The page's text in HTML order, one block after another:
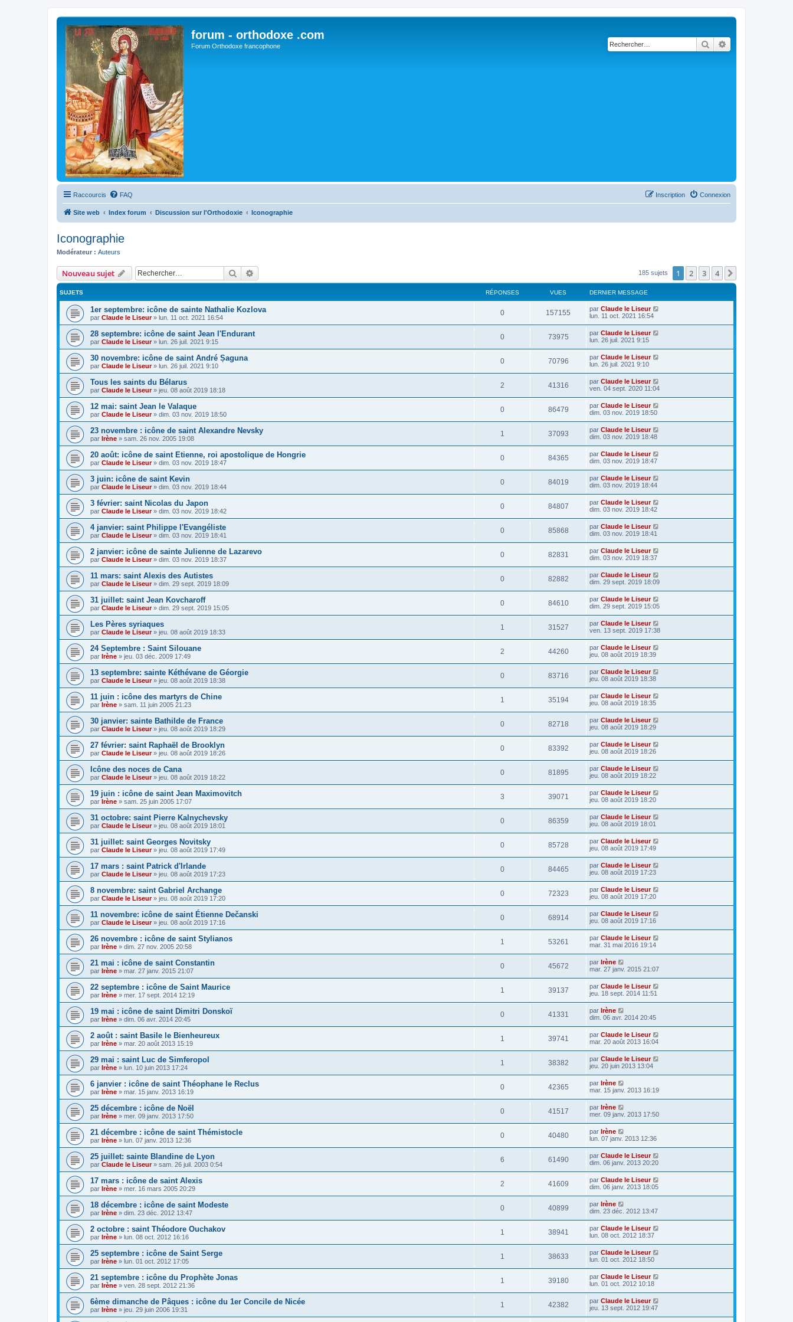
forum - orthodoxe .com
Forum Orthodoxe francophone Rechercher
Raccourcis FAQ Connexion
Inscription
Site web Index forum Discussion sur l'Orthodoxie Iconographie
Iconographie
Modérateur : Auteurs
Nouveau sujet Rechercher 185 sujets 1 2 3 4
SUJETS RÉPONSES VUES DERNIER MESSAGE
1er septembre: icône de sainte Nathalie Kozlova
par Claude le Liseur» lun. 11 oct. 2021 16:54
0 157155 par Claude le Liseur
lun. 11 oct. 2021 16:54
28 septembre: icône de saint Jean l'Endurant
par Claude le Liseur» lun. 26 juil. 2021 9:15
0 73975 par Claude le Liseur
lun. 26 juil. 2021 9:15
30 novembre: icône de saint André Șaguna
par Claude le Liseur» lun. 26 juil. 2021 9:10
0 70796 par Claude le Liseur
lun. 26 juil. 2021 9:10
Tous les saints du Bélarus
par Claude le Liseur» jeu. 08 août 2019 18:18
2 41316 par Claude le Liseur
ven. 04 sept. 2020 11:04
12 mai: saint Jean le Valaque
par Claude le Liseur» dim. 03 nov. 2019 18:50
0 86479 par Claude le Liseur
dim. 03 nov. 2019 18:50
23 novembre : icône de saint Alexandre Nevsky
par Irène » sam. 26 nov. 2005 19:08
1 37093 par Claude le Liseur
dim. 03 nov. 2019 18:48
20 août: icône de saint Etienne, roi apostolique de Hongrie
par Claude le Liseur» dim. 03 nov. 2019 18:47
0 84365 par Claude le Liseur
dim. 03 nov. 2019 18:47
3 juin: icône de saint Kevin
par Claude le Liseur» dim. 03 nov. 2019 18:44
0 84019 par Claude le Liseur
dim. 03 nov. 2019 18:44
3 février: saint Nicolas du Japon
par Claude le Liseur» dim. 03 nov. 2019 18:42
0 84807 par Claude le Liseur
dim. 03 nov. 2019 18:42
4 janvier: saint Philippe l'Evangéliste
par Claude le Liseur» dim. 03 nov. 2019 18:41
0 85868 par Claude le Liseur
dim. 03 nov. 2019 18:41
2 janvier: icône de sainte Julienne de Lazarevo
par Claude le Liseur» dim. 03 nov. 2019 18:37
0 82831 par Claude le Liseur
dim. 03 nov. 2019 18:37
11 mars: saint Alexis des Autistes
par Claude le Liseur» dim. 29 sept. 2019 18:09
0 82882 par Claude le Liseur
dim. 29 sept. 2019 18:09
31 juillet: saint Jean Kovcharoff
par Claude le Liseur» dim. 29 sept. 2019 15:05
0 84610 par Claude le Liseur
dim. 29 sept. 2019 15:05
Les Pères syriaques
par Claude le Liseur» jeu. 08 août 2019 18:33
1 31527 par Claude le Liseur
ven. 13 sept. 2019 17:38
24 Septembre : Saint Silouane
par Irène » jeu. 03 déc. 2009 17:49
2 44260 par Claude le Liseur
jeu. 08 août 2019 18:39
13 septembre: sainte Kéthévane de Géorgie
par Claude le Liseur» jeu. 08 août 2019 18:38
0 83716 par Claude le Liseur
jeu. 08 août 2019 18:38
11 juin : icône des martyrs de Chine
par Irène » sam. 11 juin 2005 21:23
1 35194 par Claude le Liseur
jeu. 08 août 2019 18:35
30 janvier: sainte Bathilde de France
par Claude le Liseur» jeu. 08 août 2019 18:29
0 82718 par Claude le Liseur
jeu. 08 août 2019 18:29
27 février: saint Raphaël de Brooklyn
par Claude le Liseur» jeu. 08 août 2019 18:26
0 83392 par Claude le Liseur
jeu. 08 août 2019 18:26
Icône des noces de Cana
par Claude le Liseur» jeu. 08 août 2019 18:22
0 81895 par Claude le Liseur
jeu. 08 août 2019 18:22
19 juin : icône de saint Jean Maximovitch
par Irène » sam. 25 juin 2005 17:07
3 39071 par Claude le Liseur
jeu. 08 août 2019 18:20
31 octobre: saint Pierre Kalnychevsky
par Claude le Liseur» jeu. 08 août 2019 18:01
0 86359 par Claude le Liseur
jeu. 08 août 2019 18:01
31 juillet: saint Georges Novitsky
par Claude le Liseur» jeu. 08 août 2019 17:49
0 85728 par Claude le Liseur
jeu. 08 août 2019 17:49
17 mars : saint Patrick d'Irlande
par Claude le Liseur» jeu. 08 août 2019 17:23
0 84465 par Claude le Liseur
jeu. 08 août 2019 17:23
8 novembre: saint Gabriel Archange
par Claude le Liseur» jeu. 08 août 2019 17:20
0 72323 par Claude le Liseur
jeu. 08 août 2019 17:20
11 novembre: icône de saint Étienne Dečanski
par Claude le Liseur» jeu. 08 août 2019 17:16
0 68914 par Claude le Liseur
jeu. 08 août 2019 17:16
26 novembre : icône de saint Stylianos
par Irène » dim. 27 nov. 2005 20:58
1 53261 par Claude le Liseur
mar. 31 mai 2016 19:14
21 mai : icône de saint Constantin
par Irène » mar. 27 janv. 2015 21:07
0 45672 par Irène
mar. 27 janv. 2015 21:07
22 septembre : icône de Saint Maurice
par Irène » mer. 17 sept. 2014 12:19
1 39137 par Claude le Liseur
jeu. 18 sept. 2014 11:51
19 mai : icône de saint Dimitri Donskoï
par Irène » dim. 06 avr. 2014 20:45
0 41331 par Irène
dim. 06 avr. 2014 20:45
2 août : saint Basile le Bienheureux
par Irène » mar. 20 août 2013 15:19
1 39741 par Claude le Liseur
mar. 20 août 2013 16:04
29 mai : saint Luc de Simferopol
par Irène » lun. 10 juin 2013 17:24
1 38382 par Claude le Liseur
jeu. 20 juin 2013 13:04
6 janvier : icône de saint Théophane le Reclus
par Irène » mar. 15 janv. 2013 16:19
0 42365 par Irène
mar. 15 janv. 2013 16:19
25 décembre : icône de Noël
par Irène » mer. 09 janv. 2013 17:50
0 41517 par Irène
mer. 09 janv. 2013 17:50
21 décembre : icône de saint Thémistocle
par Irène » lun. 07 janv. 2013 12:36
0 40480 par Irène
lun. 07 janv. 2013 12:36
25 juillet: sainte Blandine de Lyon
par Claude le Liseur» sam. 26 juil. 2003 0:54
6 61490 par Claude le Liseur
dim. 06 janv. 2013 20:20
17 mars : icône de saint Alexis
par Irène » mer. 16 mars 2005 20:29
2 41609 par Claude le Liseur
dim. 06 janv. 2013 18:05
18 décembre : icône de saint Modeste
par Irène » dim. 23 déc. 2012 13:47
0 40899 par Irène
dim. 23 déc. 2012 13:47
2 octobre : saint Théodore Ouchakov
par Irène » lun. 08 oct. 2012 16:16
1 38941 par Claude le Liseur
lun. 08 oct. 2012 18:37
25 septembre : icône de Saint Serge
par Irène » lun. 01 oct. 2012 17:05
1 38633 par Claude le Liseur
lun. 01 oct. 2012 18:50
21 septembre : icône du Prophète Jonas
par Irène » ven. 28 sept. 2012 21:36
1 39180 par Claude le Liseur
lun. 01 oct. 2012 10:18
6ème dimanche de Pâques : icône du 1er Concile de Nicée
par Irène » jeu. 29 juin 2006 19:31
1 42382 par Claude le Liseur
jeu. 13 sept. 2012 19:47